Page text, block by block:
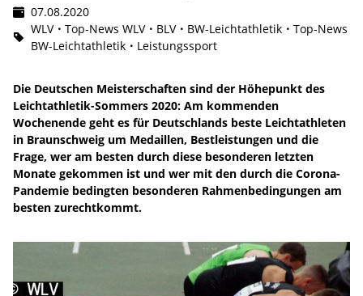
07.08.2020
WLV
Top-News WLV BLV BW-Leichtathletik
Top-News
BW-Leichtathletik
Leistungssport
Die Deutschen Meisterschaften sind der Höhepunkt des
Leichtathletik-Sommers 2020: Am kommenden
Wochenende geht es für Deutschlands beste Leichtathleten
in Braunschweig um Medaillen, Bestleistungen und die
Frage, wer am besten durch diese besonderen letzten
Monate gekommen ist und wer mit den durch die Corona-
Pandemie bedingten besonderen Rahmenbedingungen am
besten zurechtkommt.